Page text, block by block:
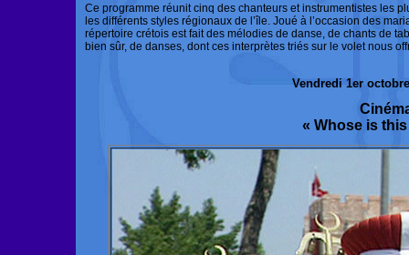
Ce programme réunit cinq des chanteurs et instrumentistes les
les différents styles régionaux de l’île. Joué à l’occasion des
répertoire crétois est fait des mélodies de danse, de chants de
bien sûr, de danses, dont ces interprètes triés sur le volet nous
Vendredi 1er
« Whose is